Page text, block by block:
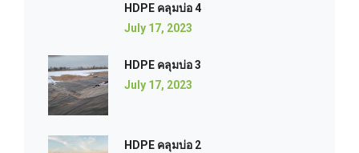
HDPE คลุมบ่อ 4
July 17, 2023
HDPE คลุมบ่อ 3
July 17, 2023
HDPE คลุมบ่อ 2